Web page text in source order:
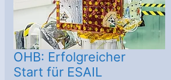
OHB: Erfolgreicher
Start für ESAIL